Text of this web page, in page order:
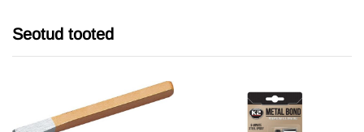
Seotud tooted